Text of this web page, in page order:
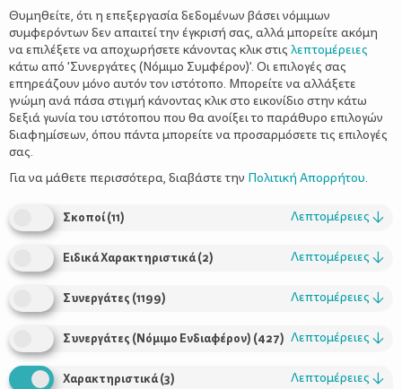
Παίζοντας με τα γράμματα της
αλφαβήτα
Θυμηθείτε, ότι η επεξεργασία δεδομένων βάσει νόμιμων
συμφερόντων δεν απαιτεί την έγκρισή σας, αλλά μπορείτε ακόμη
να επιλέξετε να αποχωρήσετε κάνοντας κλικ στις λεπτομέρειες
κάτω από 'Συνεργάτες (Νόμιμο Συμφέρον)'. Οι επιλογές σας
επηρεάζουν μόνο αυτόν τον ιστότοπο. Μπορείτε να αλλάξετε
γνώμη ανά πάσα στιγμή κάνοντας κλικ στο εικονίδιο στην κάτω
δεξιά γωνία του ιστότοπου που θα ανοίξει το παράθυρο επιλογών
διαφημίσεων, όπου πάντα μπορείτε να προσαρμόσετε τις επιλογές
σας.
Για να μάθετε περισσότερα, διαβάστε την Πολιτική Απορρήτου.
Σκοποί(11) Λεπτομέρειες ↓
Ειδικά Χαρακτηριστικά(2) Λεπτομέρειες ↓
Συνεργάτες (1199) Λεπτομέρειες ↓
Συνεργάτες (Νόμιμο Ενδιαφέρον) (427) Λεπτομέρειες ↓
Χαρακτηριστικά(3) Λεπτομέρειες ↓